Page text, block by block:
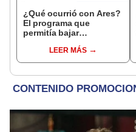
¿Qué ocurrió con Ares?
El programa que
permitía bajar
series de forma gratuita
LEER MÁS